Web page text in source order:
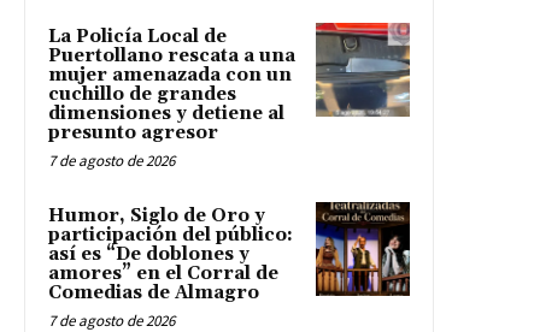
La Policía Local de
Puertollano rescata a una
mujer amenazada con un
cuchillo de grandes
dimensiones y detiene al
presunto agresor
7 de agosto de 2026
Humor, Siglo de Oro y
participación del público:
así es “De doblones y
amores” en el Corral de
Comedias de Almagro
7 de agosto de 2026